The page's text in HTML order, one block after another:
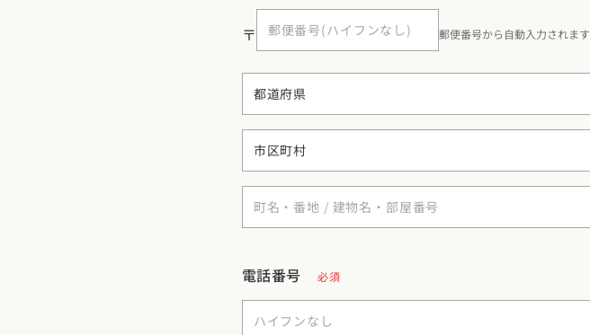
〒 郵便番号から自動入力されます
電話番号 必須